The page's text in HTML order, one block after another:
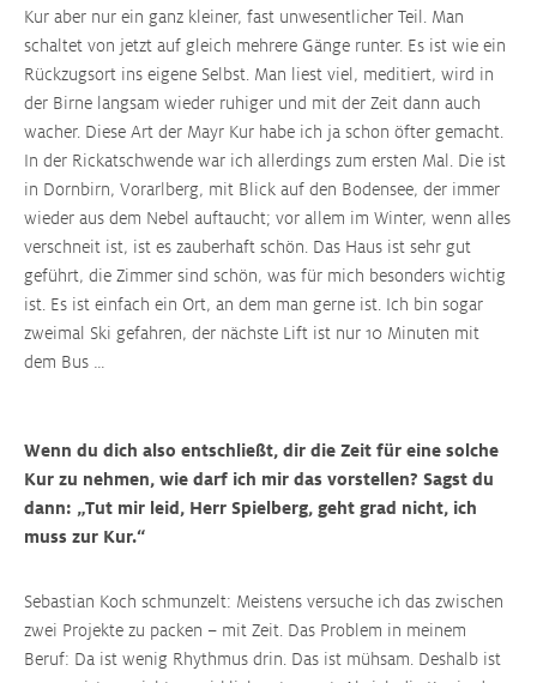
Kur aber nur ein ganz kleiner, fast unwesentlicher Teil. Man
schaltet von jetzt auf gleich mehrere Gänge runter. Es ist wie ein
Rückzugsort ins eigene Selbst. Man liest viel, meditiert, wird in
der Birne langsam wieder ruhiger und mit der Zeit dann auch
wacher. Diese Art der Mayr Kur habe ich ja schon öfter gemacht.
In der Rickatschwende war ich allerdings zum ersten Mal. Die ist
in Dornbirn, Vorarlberg, mit Blick auf den Bodensee, der immer
wieder aus dem Nebel auftaucht; vor allem im Winter, wenn alles
verschneit ist, ist es zauberhaft schön. Das Haus ist sehr gut
geführt, die Zimmer sind schön, was für mich besonders wichtig
ist. Es ist einfach ein Ort, an dem man gerne ist. Ich bin sogar
zweimal Ski gefahren, der nächste Lift ist nur 10 Minuten mit
dem Bus …
Wenn du dich also entschließt, dir die Zeit für eine solche
Kur zu nehmen, wie darf ich mir das vorstellen? Sagst du
dann: „Tut mir leid, Herr Spielberg, geht grad nicht, ich
muss zur Kur.“
Sebastian Koch schmunzelt: Meistens versuche ich das zwischen
zwei Projekte zu packen – mit Zeit. Das Problem in meinem
Beruf: Da ist wenig Rhythmus drin. Das ist mühsam. Deshalb ist